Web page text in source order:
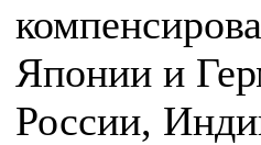
Японии и
России,